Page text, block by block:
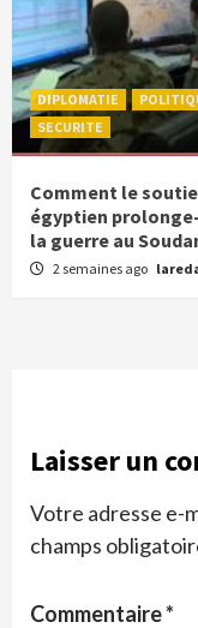
DIPLOMATIE
SECURITE
Comment le
égyptien
la guerre au
2 semaines ago
Laisser un
Votre adresse e-
champs
Commentaire*